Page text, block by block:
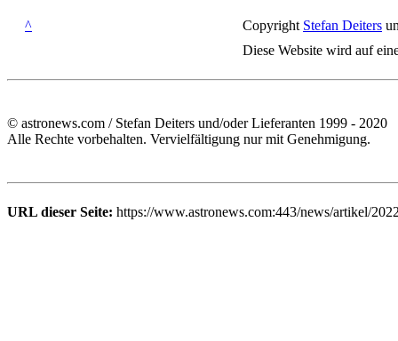
^ Copyright Stefan Deiters
Diese Website wird auf
© astronews.com / Stefan Deiters und/oder Lieferanten 1999 - 2020
Alle Rechte vorbehalten. Vervielfältigung nur mit Genehmigung.
URL dieser Seite: https://www.astronews.com:443/news/artikel/